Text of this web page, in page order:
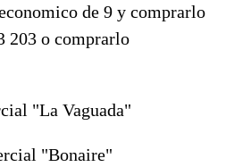
de 9 y comprarlo
203 o comprarlo
"La Vaguada"
"Bonaire"